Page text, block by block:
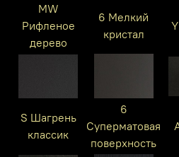
MW
Рифленое
дерево
6 Мелкий
кристал
S Шагрень
классик
6
Суперматовая
поверхность